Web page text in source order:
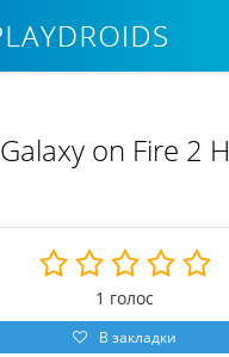
Galaxy on Fire 2
1 голос
В закладки